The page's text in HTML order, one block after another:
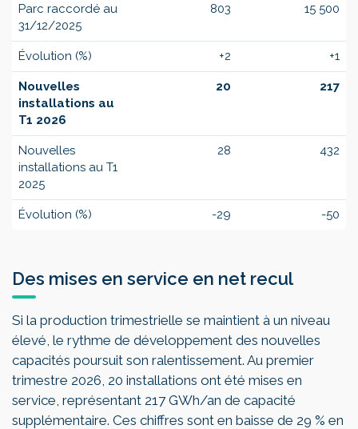
Parc raccordé au
31/12/2025
803 15 500
Évolution (%) +2 +1
Nouvelles
installations au
T1 2026
20 217
Nouvelles
installations au T1
2025
28 432
Évolution (%) -29 -50
Des mises en service en net recul
Si la production trimestrielle se maintient à un niveau
élevé, le rythme de développement des nouvelles
capacités poursuit son ralentissement. Au premier
trimestre 2026, 20 installations ont été mises en
service, représentant 217 GWh/an de capacité
supplémentaire. Ces chiffres sont en baisse de 29 % en